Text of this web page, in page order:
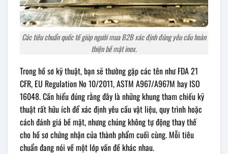
Các tiêu chuẩn quốc tế giúp người mua B2B xác định đúng yêu cầu hoàn
thiện bề mặt inox.
Trong hồ sơ kỹ thuật, bạn sẽ thường gặp các tên như FDA 21
CFR, EU Regulation No 10/2011, ASTM A967/A967M hay ISO
16048. Cần hiểu đúng rằng đây là những khung tham chiếu kỹ
thuật rất hữu ích để xác định yêu cầu vật liệu, quy trình hoặc
cách đánh giá bề mặt, nhưng chúng không tự động thay thế
cho hồ sơ chứng nhận của thành phẩm cuối cùng. Mỗi tiêu
chuẩn đang nói về một lớp vấn đề khác nhau.